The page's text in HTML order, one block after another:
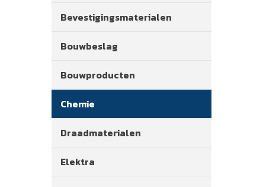
Bevestigingsmaterialen
Bouwbeslag
Bouwproducten
Chemie
Draadmaterialen
Elektra